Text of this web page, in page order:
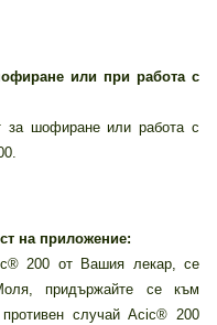
или при работа с
за шофиране или работа с
на приложение:
200 от Вашия лекар, се
придържайте се към
случай Acic® 200